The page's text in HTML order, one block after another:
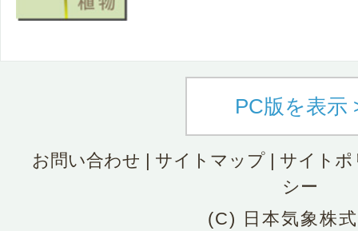
PC版を表示
お問い合わせ | サイトマップ| サイトポ
シー
(C) 日本気象株